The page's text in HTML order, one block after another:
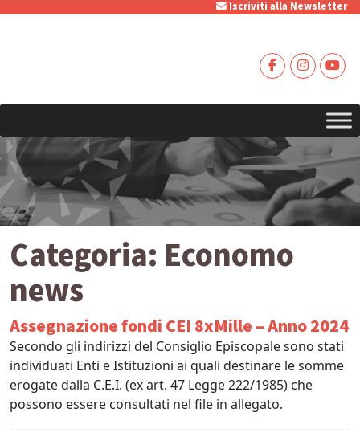
Iscriviti alla Newsletter
Categoria: Economo
news
Assegnazione fondi CEI 8xMille – Anno 2024
Secondo gli indirizzi del Consiglio Episcopale sono stati
individuati Enti e Istituzioni ai quali destinare le somme
erogate dalla C.E.I. (ex art. 47 Legge 222/1985) che
possono essere consultati nel file in allegato.